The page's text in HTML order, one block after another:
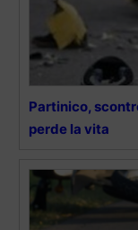
Partinico,
perde la vita